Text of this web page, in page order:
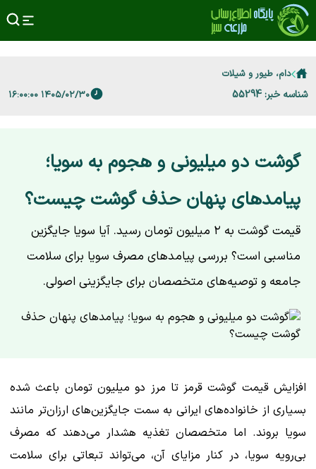
دام، طیور و شیلات
شناسه خبر: 55294 ۱۴۰۵/۰۲/۳۰ ۱۶:۰۰:۰۰
گوشت دو میلیونی و هجوم به سویا؛
پیامدهای پنهان حذف گوشت چیست؟
قیمت گوشت به ۲ میلیون تومان رسید. آیا سویا جایگزین
مناسبی است؟ بررسی پیامدهای مصرف سویا برای سلامت
جامعه و توصیه‌های متخصصان برای جایگزینی اصولی.
افزایش قیمت گوشت قرمز تا مرز دو میلیون تومان باعث شده
بسیاری از خانواده‌های ایرانی به سمت جایگزین‌های ارزان‌تر مانند
سویا بروند. اما متخصصان تغذیه هشدار می‌دهند که مصرف
بی‌رویه سویا، در کنار مزایای آن، می‌تواند تبعاتی برای سلامت